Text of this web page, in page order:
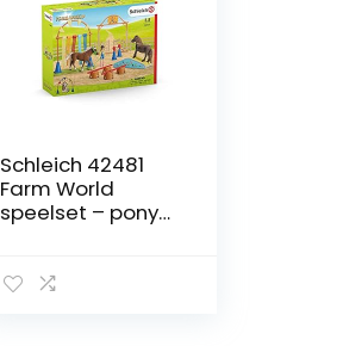
Schleich 42481
Farm World
speelset – pony
3 jaar